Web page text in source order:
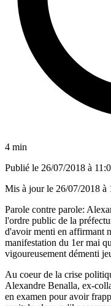
4 min
Publié le 26/07/2018 à
Mis à jour le 26/07/2018 à
Parole contre parole:
l'ordre public de la
d'avoir menti en affirmant
manifestation du 1er mai
vigoureusement démenti
Au coeur de la crise
Alexandre Benalla, ex-
en examen pour avoir